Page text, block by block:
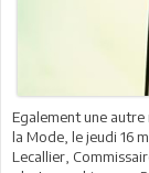
Egalement une
la Mode, le jeudi 16
Lecallier,